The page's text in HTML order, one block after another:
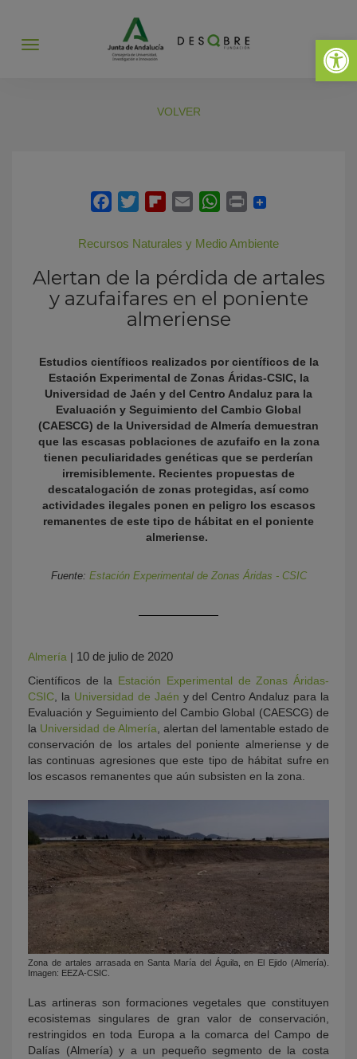
Abrir
Abrir
VOLVER
Recursos Naturales y Medio Ambiente
Alertan de la pérdida de artales
y azufaifares en el poniente
almeriense
Estudios científicos realizados por científicos de la
Estación Experimental de Zonas Áridas-CSIC, la
Universidad de Jaén y del Centro Andaluz para la
Evaluación y Seguimiento del Cambio Global
(CAESCG) de la Universidad de Almería demuestran
que las escasas poblaciones de azufaifo en la zona
tienen peculiaridades genéticas que se perderían
irremisiblemente. Recientes propuestas de
descatalogación de zonas protegidas, así como
actividades ilegales ponen en peligro los escasos
remanentes de este tipo de hábitat en el poniente
almeriense.
Fuente: Estación Experimental de Zonas Áridas - CSIC
Almería | 10 de julio de 2020
Científicos de la Estación Experimental de Zonas Áridas-
CSIC , la Universidad de Jaén y del Centro Andaluz para la
Evaluación y Seguimiento del Cambio Global (CAESCG) de
la Universidad de Almería , alertan del lamentable estado de
conservación de los artales del poniente almeriense y de
las continuas agresiones que este tipo de hábitat sufre en
los escasos remanentes que aún subsisten en la zona.
Zona de artales arrasada en Santa María del Águila, en El Ejido (Almería).
Imagen: EEZA-CSIC.
Las artineras son formaciones vegetales que constituyen
ecosistemas singulares de gran valor de conservación,
restringidos en toda Europa a la comarca del Campo de
Dalías (Almería) y a un pequeño segmento de la costa